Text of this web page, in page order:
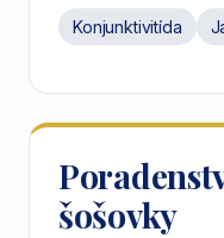
Konjunktivitída
šošovky